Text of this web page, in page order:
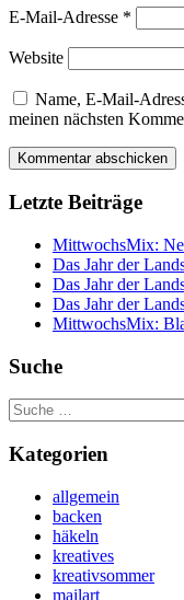
E-Mail-Adresse *
Website
Name, E-Mail-
meinen nächsten
Letzte Beiträge
MittwochsMix:
Das Jahr der
Das Jahr der
Das Jahr der
MittwochsMix:
Suche
Suche
nach:
Kategorien
allgemein
backen
häkeln
kreatives
kreativsommer
mailart